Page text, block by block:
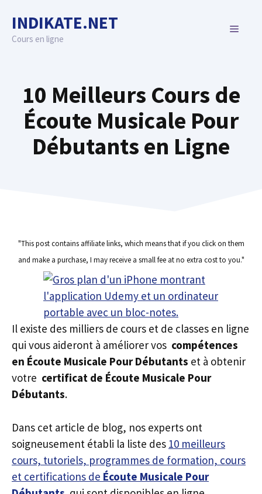
content
INDIKATE.NET
Cours en ligne
MENU
10 Meilleurs Cours de
Écoute Musicale Pour
Débutants en Ligne
"This post contains affiliate links, which means that if you click on them
and make a purchase, I may receive a small fee at no extra cost to you."
Il existe des milliers de cours et de classes en ligne
qui vous aideront à améliorer vos compétences
en Écoute Musicale Pour Débutants et à obtenir
votre certificat de Écoute Musicale Pour
Débutants.
Dans cet article de blog, nos experts ont
soigneusement établi la liste des 10 meilleurs
cours, tutoriels, programmes de formation, cours
et certifications de Écoute Musicale Pour